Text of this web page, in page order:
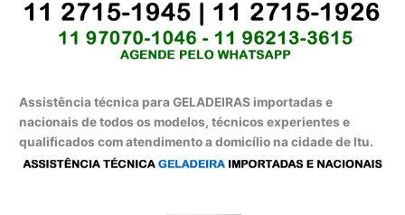
Assistência técnica para GELADEIRAS importadas e
nacionais de todos os modelos, técnicos experientes e
qualificados com atendimento a domicílio na cidade de Itu.